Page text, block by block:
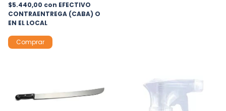
$5.440,00 con EFECTIVO
CONTRAENTREGA (CABA) O
EN EL LOCAL